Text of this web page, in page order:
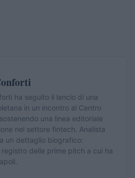
ha seguito il lancio di una
in un incontro al Centro
una linea editoriale
nel settore fintech. Analista
un dettaglio biografico:
registro delle prime pitch a cui ha